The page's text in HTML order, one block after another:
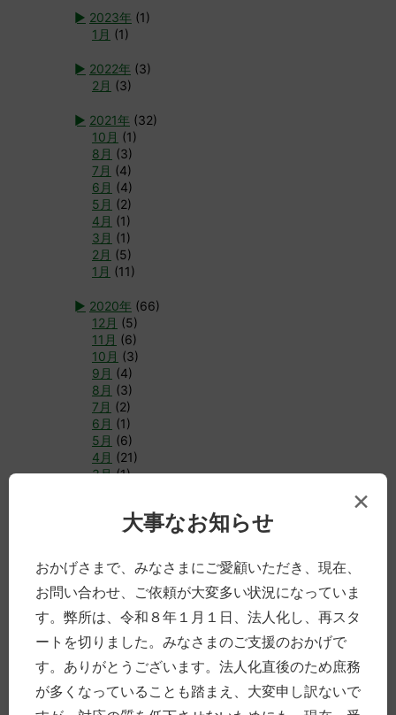
► 2023年 (1)
1月 (1)
► 2022年 (3)
2月 (3)
► 2021年 (32)
10月 (1)
8月 (3)
7月 (4)
6月 (4)
5月 (2)
4月 (1)
3月 (1)
2月 (5)
1月 (11)
► 2020年 (66)
12月 (5)
11月 (6)
10月 (3)
9月 (4)
8月 (3)
7月 (2)
6月 (1)
5月 (6)
4月 (21)
3月 (1)
12月
11月 (5)
10月
(5)
9月
(8)
8月
(3)
7月 (5)
6月
(2)
5月 (1)
4月 (5)
3月 (8)
×
大事なお知らせ
おかげさまで、みなさまにご愛顧いただき、現在、
お問い合わせ、ご依頼が大変多い状況になっていま
す。弊所は、令和８年１月１日、法人化し、再スタ
ートを切りました。みなさまのご支援のおかげで
す。ありがとうございます。法人化直後のため庶務
が多くなっていることも踏まえ、大変申し訳ないで